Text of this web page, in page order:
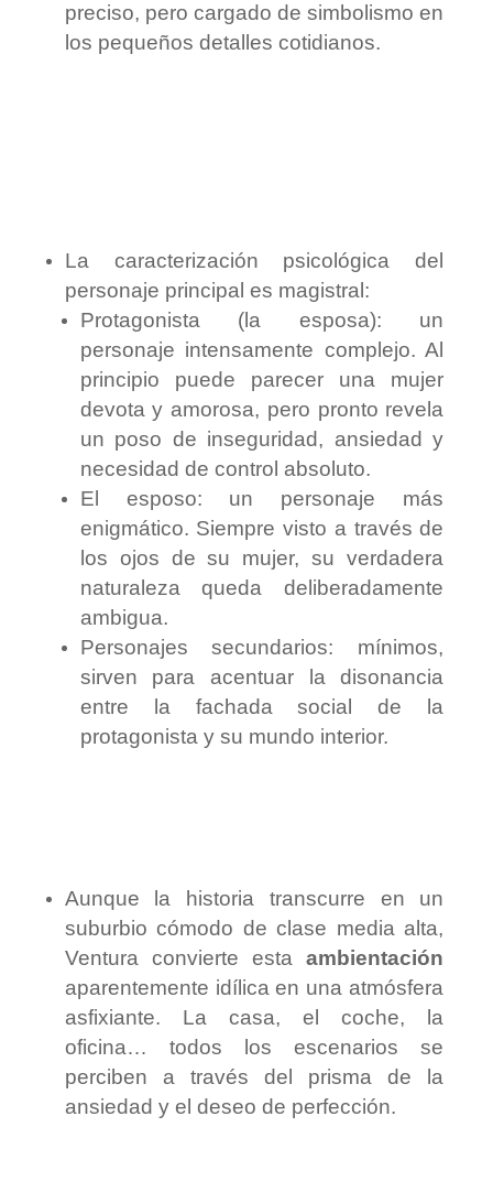
preciso, pero cargado de simbolismo en
los pequeños detalles cotidianos.
La caracterización psicológica del
personaje principal es magistral:
Protagonista (la esposa): un
personaje intensamente complejo. Al
principio puede parecer una mujer
devota y amorosa, pero pronto revela
un poso de inseguridad, ansiedad y
necesidad de control absoluto.
El esposo: un personaje más
enigmático. Siempre visto a través de
los ojos de su mujer, su verdadera
naturaleza queda deliberadamente
ambigua.
Personajes secundarios: mínimos,
sirven para acentuar la disonancia
entre la fachada social de la
protagonista y su mundo interior.
Aunque la historia transcurre en un
suburbio cómodo de clase media alta,
Ventura convierte estaambientación
aparentemente idílica en una atmósfera
asfixiante. La casa, el coche, la
oficina… todos los escenarios se
perciben a través del prisma de la
ansiedad y el deseo de perfección.